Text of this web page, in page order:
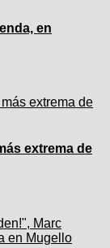
en
extrema de